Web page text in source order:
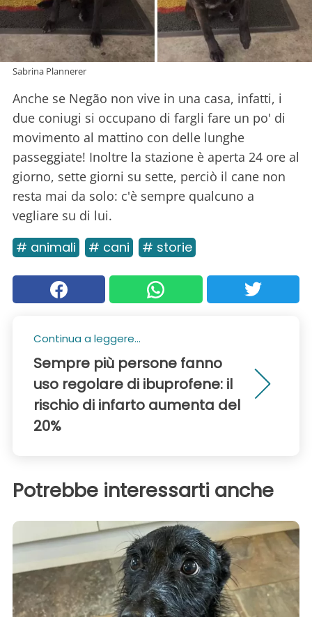
Sabrina Plannerer
Anche se Negão non vive in una casa, infatti, i
due coniugi si occupano di fargli fare un po' di
movimento al mattino con delle lunghe
passeggiate! Inoltre la stazione è aperta 24 ore al
giorno, sette giorni su sette, perciò il cane non
resta mai da solo: c'è sempre qualcuno a
vegliare su di lui.
# animali # cani # storie
Continua a leggere...
Sempre più persone fanno
uso regolare di ibuprofene: il
rischio di infarto aumenta del
20%
Potrebbe interessarti anche